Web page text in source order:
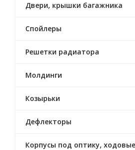
Двери, крышки багажника
Спойлеры
Решетки радиатора
Молдинги
Козырьки
Дефлекторы
Корпусы под оптику, ходовые